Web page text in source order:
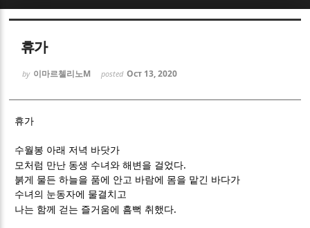
휴가
by 이마르첼리노M posted Oct 13, 2020
휴가
수월봉 아래 저녁 바닷가
모처럼 만난 동생 수녀와 해변을 걸었다.
붉게 물든 하늘을 품에 안고 바람에 몸을 맡긴 바다가
수녀의 눈동자에 물결치고
나는 함께 걷는 즐거움에 흠뻑 취했다.
Sketchbook5, 스케치북5
Sketchbook5, 스케치북5
Sketchbook5, 스케치북5
Sketchbook5, 스케치북5